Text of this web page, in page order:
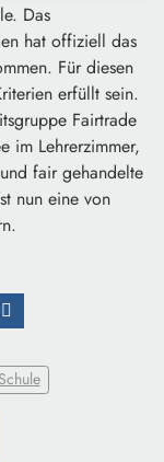
Das
hat offiziell das
Für diesen
erfüllt sein.
Fairtrade
im Lehrerzimmer,
fair gehandelte
nun eine von
Schule